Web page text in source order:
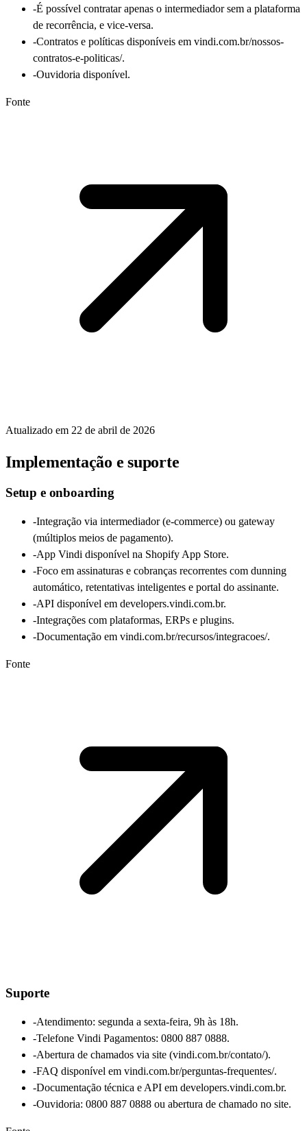
-É possível contratar apenas o intermediador sem a plataforma
de recorrência, e vice-versa.
-Contratos e políticas disponíveis em vindi.com.br/nossos-
contratos-e-politicas/.
-Ouvidoria disponível.
Fonte
Atualizado em 22 de abril de 2026
Implementação e suporte
Setup e onboarding
-Integração via intermediador (e-commerce) ou gateway
(múltiplos meios de pagamento).
-App Vindi disponível na Shopify App Store.
-Foco em assinaturas e cobranças recorrentes com dunning
automático, retentativas inteligentes e portal do assinante.
-API disponível em developers.vindi.com.br.
-Integrações com plataformas, ERPs e plugins.
-Documentação em vindi.com.br/recursos/integracoes/.
Fonte
Suporte
-Atendimento: segunda a sexta-feira, 9h às 18h.
-Telefone Vindi Pagamentos: 0800 887 0888.
-Abertura de chamados via site (vindi.com.br/contato/).
-FAQ disponível em vindi.com.br/perguntas-frequentes/.
-Documentação técnica e API em developers.vindi.com.br.
-Ouvidoria: 0800 887 0888 ou abertura de chamado no site.